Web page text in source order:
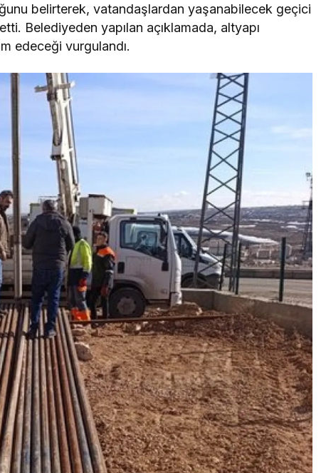
belirterek, vatandaşlardan yaşanabilecek geçici
Belediyeden yapılan açıklamada, altyapı
edeceği vurgulandı.